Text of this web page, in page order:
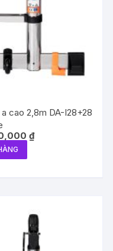
cao 2,8m DA-I28+28
₫.
₫Giá
hiện